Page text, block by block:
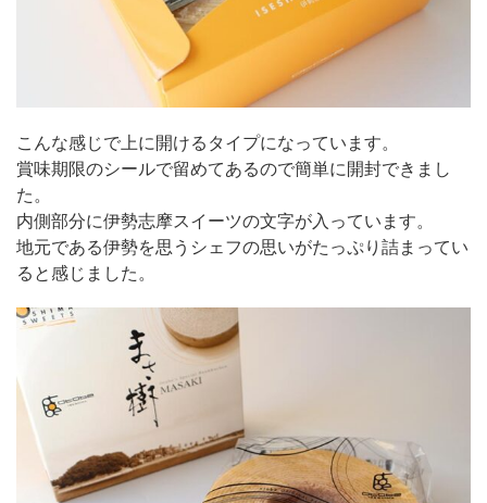
こんな感じで上に開けるタイプになっています。
賞味期限のシールで留めてあるので簡単に開封できまし
た。
内側部分に伊勢志摩スイーツの文字が入っています。
地元である伊勢を思うシェフの思いがたっぷり詰まってい
ると感じました。